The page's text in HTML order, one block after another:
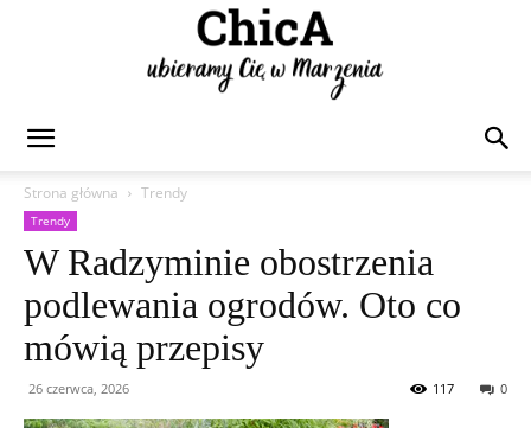
Strona główna
Trendy
Trendy
W Radzyminie obostrzenia
podlewania ogrodów. Oto co
mówią przepisy
26 czerwca, 2026 0
117